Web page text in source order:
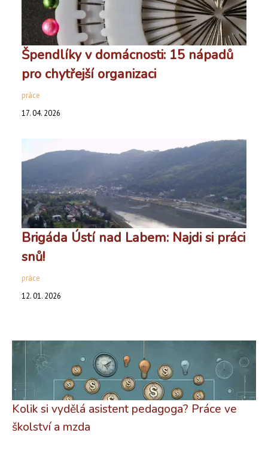
Špendlíky v domácnosti: 15 nápadů
pro chytřejší organizaci
práce
17. 04. 2026
Brigáda Ústí nad Labem: Najdi si práci
snů!
práce
12. 01. 2026
Kolik si vydělá asistent pedagoga? Práce ve
školství a mzda